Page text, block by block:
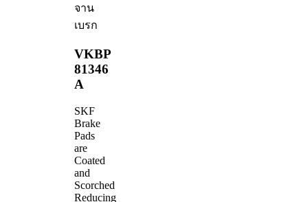
จาน
เบรก
VKBP
81346
A
SKF
Brake
Pads
are
Coated
and
Scorched
Reducing